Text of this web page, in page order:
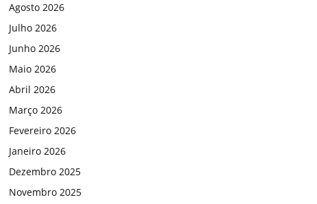
Agosto 2026
Julho 2026
Junho 2026
Maio 2026
Abril 2026
Março 2026
Fevereiro 2026
Janeiro 2026
Dezembro 2025
Novembro 2025